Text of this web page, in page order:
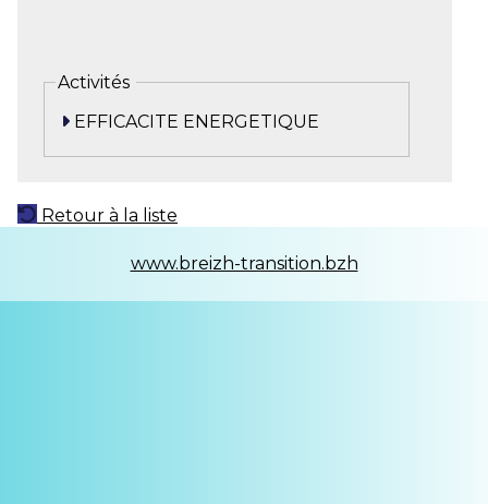
Activités
EFFICACITE ENERGETIQUE
Retour à la liste
www.breizh-transition.bzh